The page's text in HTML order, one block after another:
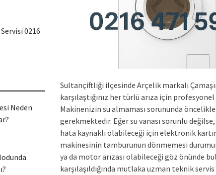
Sultançiftliği ilçesinde Arçelik markalı
karşılaştığınız her türlü arıza için
Makinenizin su almaması sorununda
gerekmektedir. Eğer su vanası sorunlu değilse,
hata kaynaklı olabileceği için elektronik
makinesinin tamburunun dönmemesi
ya da motor arızası olabileceği göz önünde
karşılaşıldığında mutlaka uzman teknik
0216
Neden